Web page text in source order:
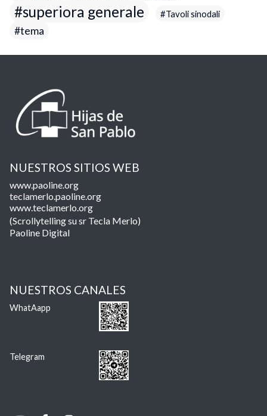
superiora generale Tavoli sinodali
tema
NUESTROS SITIOS WEB
www.paoline.org
teclamerlo.paoline.org
www.teclamerlo.org
(Scrollytelling su sr Tecla Merlo)
Paoline Digital
NUESTROS CANALES
WhatAapp
Telegram